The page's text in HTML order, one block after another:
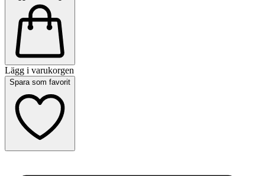
Lägg i varukorgen
Spara som favorit